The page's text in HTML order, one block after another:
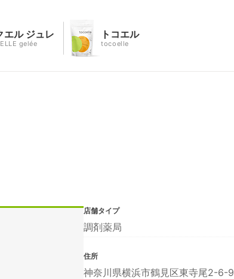
エル ジュレ
gelée
トコエル
tocoelle
店舗タイプ
調剤薬局
住所
神奈川県横浜市鶴見区東寺尾2-6-9